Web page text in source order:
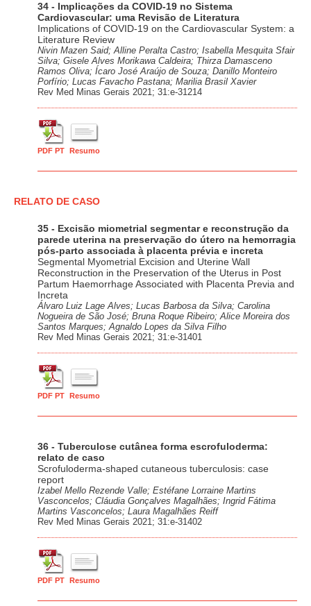
34 - Implicações da COVID-19 no Sistema
Cardiovascular: uma Revisão de Literatura
Implications of COVID-19 on the Cardiovascular System: a
Literature Review
Nivin Mazen Said; Alline Peralta Castro; Isabella Mesquita Sfair
Silva; Gisele Alves Morikawa Caldeira; Thirza Damasceno
Ramos Oliva; Ícaro José Araújo de Souza; Danillo Monteiro
Porfírio; Lucas Favacho Pastana; Marilia Brasil Xavier
Rev Med Minas Gerais 2021; 31:e-31214
PDF PT Resumo
RELATO DE CASO
35 - Excisão miometrial segmentar e reconstrução da
parede uterina na preservação do útero na hemorragia
pós-parto associada à placenta prévia e increta
Segmental Myometrial Excision and Uterine Wall
Reconstruction in the Preservation of the Uterus in Post
Partum Haemorrhage Associated with Placenta Previa and
Increta
Álvaro Luiz Lage Alves; Lucas Barbosa da Silva; Carolina
Nogueira de São José; Bruna Roque Ribeiro; Alice Moreira dos
Santos Marques; Agnaldo Lopes da Silva Filho
Rev Med Minas Gerais 2021; 31:e-31401
PDF PT Resumo
36 - Tuberculose cutânea forma escrofuloderma:
relato de caso
Scrofuloderma-shaped cutaneous tuberculosis: case
report
Izabel Mello Rezende Valle; Estéfane Lorraine Martins
Vasconcelos; Cláudia Gonçalves Magalhães; Ingrid Fátima
Martins Vasconcelos; Laura Magalhães Reiff
Rev Med Minas Gerais 2021; 31:e-31402
PDF PT Resumo